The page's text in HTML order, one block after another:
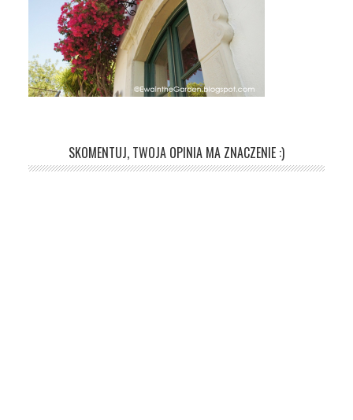
SKOMENTUJ, TWOJA OPINIA MA ZNACZENIE :)